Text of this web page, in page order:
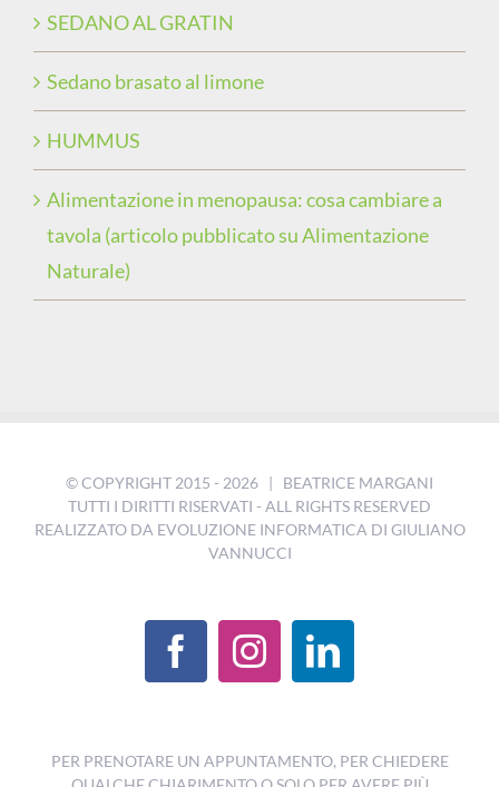
SEDANO AL GRATIN
Sedano brasato al limone
HUMMUS
Alimentazione in menopausa: cosa cambiare a
tavola (articolo pubblicato su Alimentazione
Naturale)
© COPYRIGHT 2015 - 2026 | BEATRICE MARGANI
TUTTI I DIRITTI RISERVATI - ALL RIGHTS RESERVED
REALIZZATO DA EVOLUZIONE INFORMATICA DI GIULIANO
VANNUCCI
PER PRENOTARE UN APPUNTAMENTO, PER CHIEDERE